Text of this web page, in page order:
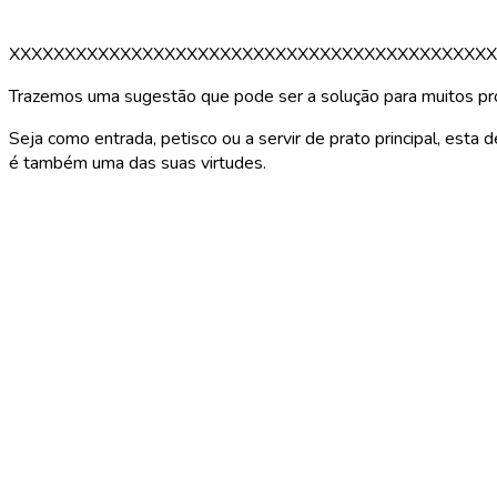
Trazemos uma sugestão que pode ser a solução para muitos
Seja como entrada, petisco ou a servir de prato principal, esta
é também uma das suas virtudes.